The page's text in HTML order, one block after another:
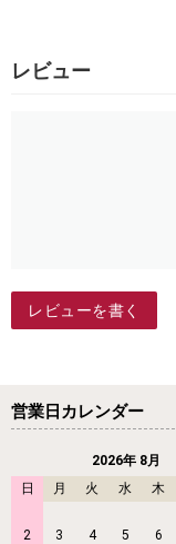
レビュー
レビューを書く
営業日カレンダー
2026年 8月
日
月 火 水 木
2
3 4 5 6